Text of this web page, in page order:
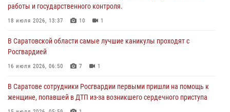
В Саратовской области самые лучшие каникулы проходят с
Росгвардией
В Саратове сотрудники Росгвардии первыми пришли на помощь к
женщине, попавшей в ДТП из-за возникшего сердечного приступа
В Саратове продолжается масштабная ведомственная акция
"Каникулы с Росгвардией"
работы и государственного контроля.
18 июля 2026, 13:37 10 1
В Саратовской области самые лучшие каникулы проходят с
Росгвардией
16 июля 2026, 06:50 7 1
В Саратове сотрудники Росгвардии первыми пришли на помощь к
женщине, попавшей в ДТП из-за возникшего сердечного приступа